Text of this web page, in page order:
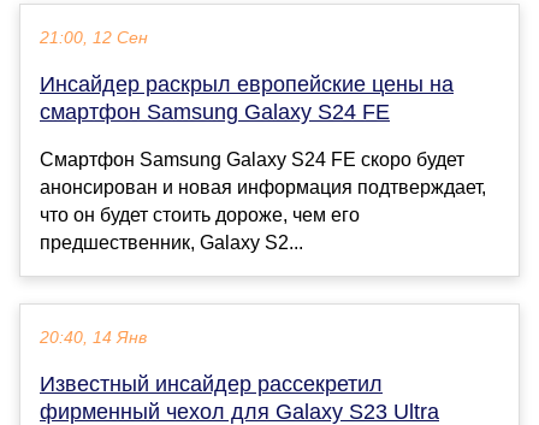
21:00, 12 Сен
Инсайдер раскрыл европейские цены на
смартфон Samsung Galaxy S24 FE
Смартфон Samsung Galaxy S24 FE скоро будет
анонсирован и новая информация подтверждает,
что он будет стоить дороже, чем его
предшественник, Galaxy S2...
20:40, 14 Янв
Известный инсайдер рассекретил
фирменный чехол для Galaxy S23 Ultra